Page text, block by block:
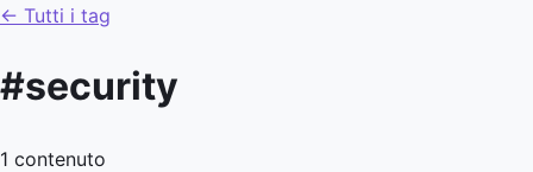
← Tutti i tag
#security
1 contenuto